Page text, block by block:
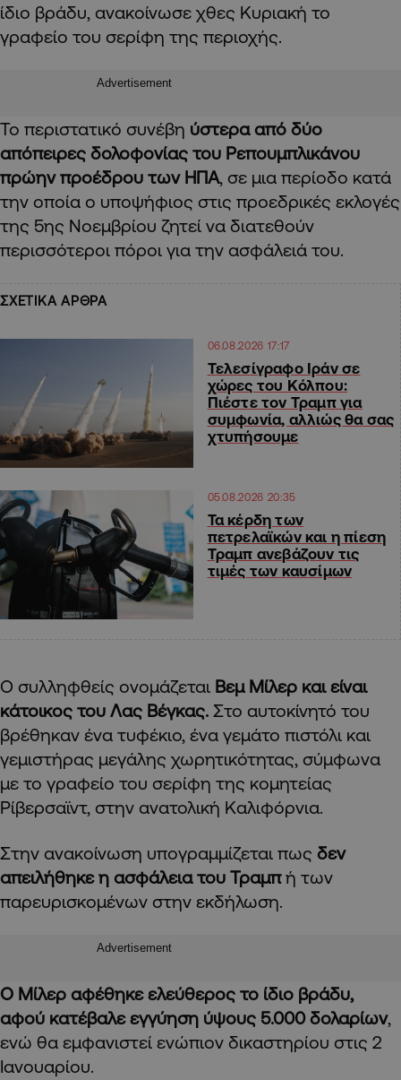
ίδιο βράδυ, ανακοίνωσε χθες Κυριακή το
γραφείο του σερίφη της περιοχής.
Advertisement
Το περιστατικό συνέβη ύστερα από δύο
απόπειρες δολοφονίας του Ρεπουμπλικάνου
πρώην προέδρου των ΗΠΑ, σε μια περίοδο κατά
την οποία ο υποψήφιος στις προεδρικές εκλογές
της 5ης Νοεμβρίου ζητεί να διατεθούν
περισσότεροι πόροι για την ασφάλειά του.
ΣΧΕΤΙΚΑ ΑΡΘΡΑ
06.08.2026 17:17
Τελεσίγραφο Ιράν σε
χώρες του Κόλπου:
Πιέστε τον Τραμπ για
συμφωνία, αλλιώς θα σας
χτυπήσουμε
05.08.2026 20:35
Τα κέρδη των
πετρελαϊκών και η πίεση
Τραμπ ανεβάζουν τις
τιμές των καυσίμων
Ο συλληφθείς ονομάζεται Βεμ Μίλερ και είναι
κάτοικος του Λας Βέγκας. Στο αυτοκίνητό του
βρέθηκαν ένα τυφέκιο, ένα γεμάτο πιστόλι και
γεμιστήρας μεγάλης χωρητικότητας, σύμφωνα
με το γραφείο του σερίφη της κομητείας
Ρίβερσαϊντ, στην ανατολική Καλιφόρνια.
Στην ανακοίνωση υπογραμμίζεται πως δεν
απειλήθηκε η ασφάλεια του Τραμπή των
παρευρισκομένων στην εκδήλωση.
Advertisement
Ο Μίλερ αφέθηκε ελεύθερος το ίδιο βράδυ,
αφού κατέβαλε εγγύηση ύψους 5.000 δολαρίων,
ενώ θα εμφανιστεί ενώπιον δικαστηρίου στις 2
Ιανουαρίου.